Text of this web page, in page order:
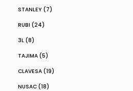
STANLEY (7)
RUBI (24)
3L (8)
TAJIMA (5)
CLAVESA (19)
NUSAC (18)